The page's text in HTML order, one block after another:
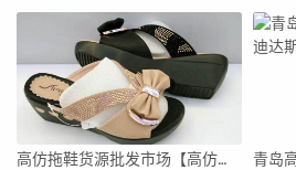
高仿拖鞋货源批发市场【高仿拖鞋货源批发市场在哪里】